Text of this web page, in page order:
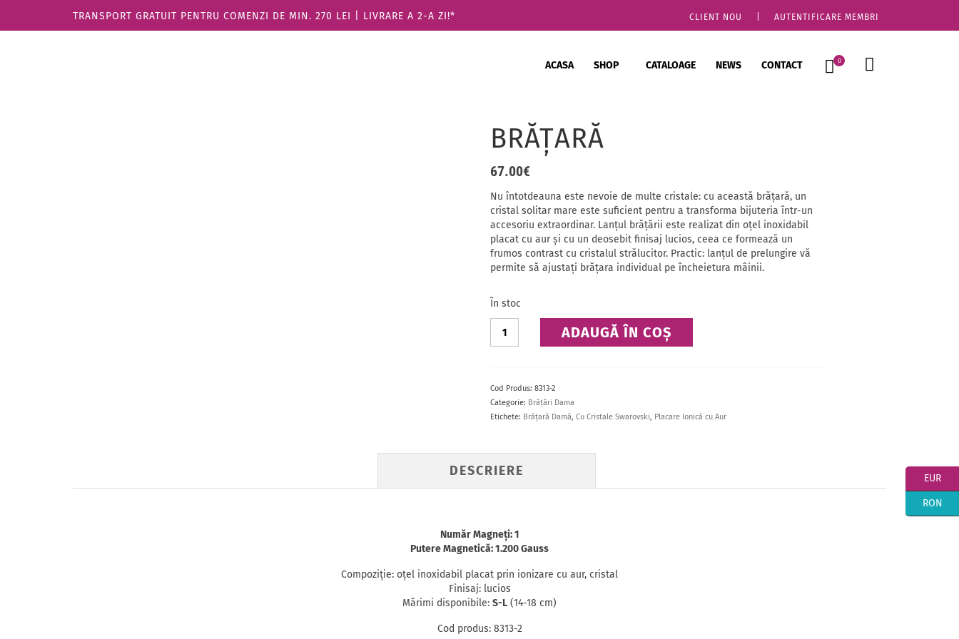
CLIENT NOU AUTENTIFICARE MEMBRI
TRANSPORT GRATUIT PENTRU COMENZI DE MIN. 270 LEI | LIVRARE A 2-A ZI!*
ACASA SHOP CATALOAGE NEWS CONTACT 0
BRĂŢARĂ
67.00€
Nu întotdeauna este nevoie de multe cristale: cu această brățară, un
cristal solitar mare este suficient pentru a transforma bijuteria într-un
accesoriu extraordinar. Lanțul brățării este realizat din oțel inoxidabil
placat cu aur și cu un deosebit finisaj lucios, ceea ce formează un
frumos contrast cu cristalul strălucitor. Practic: lanțul de prelungire vă
permite să ajustați brățara individual pe încheietura mâinii.
În stoc
Brăţară
ADAUGĂ ÎN COȘ
Cod Produs: 8313-2
Categorie: Brăţări Dama
Etichete: Brăţară Damă, Cu Cristale Swarovski, Placare Ionică cu Aur
DESCRIERE
Număr Magneţi: 1
Putere Magnetică: 1.200 Gauss
Compoziţie: oţel inoxidabil placat prin ionizare cu aur, cristal
Finisaj: lucios
Mărimi disponibile: S-L (14-18 cm)
Cod produs: 8313-2
EUR
RON